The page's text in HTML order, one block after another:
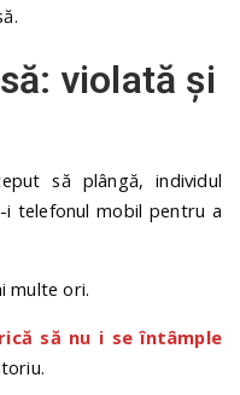
violată și
să plângă, individul
i telefonul mobil pentru a
multe ori.
să nu i se întâmple